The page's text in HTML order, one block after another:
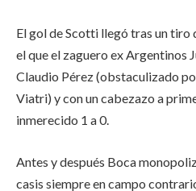
El gol de Scotti llegó tras un tiro
el que el zaguero ex Argentinos
Claudio Pérez (obstaculizado
Viatri) y con un cabezazo a
inmerecido 1 a 0.
Antes y después Boca
casis siempre en campo